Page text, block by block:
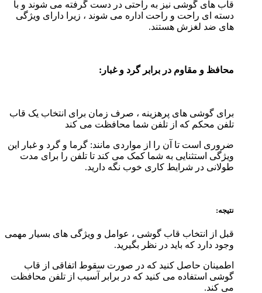
قاب های گوشی نیز به راحتی در دست گرفته می شوند و با
دسته ای راحت و راحت اداره می شوند ، زیرا دارای ویژگی
های ضد لغزش هستند.
محافظ و مقاوم در برابر گرد و غبار:
برای گوشی های پرهزینه ، صرف زمان برای انتخاب یک قاب
تلفن محکم که از تلفن شما محافظت می کند
ضروری است تا آن را از مواردی مانند: گرما و گرد و غبار این
ویژگی استثنایی به شما کمک می کند تا تلفن را برای مدت
طولانی در شرایط کاری خوب نگه دارید.
نتیجه:
قبل از انتخاب قاب گوشی ، عوامل و ویژگی های بسیار مهمی
وجود دارد که باید در نظر بگیرید.
اطمینان حاصل کنید که در صورت سقوط اتفاقی از قاب
گوشی استفاده می کنید که در برابر آسیب از تلفن محافظت
می کند.